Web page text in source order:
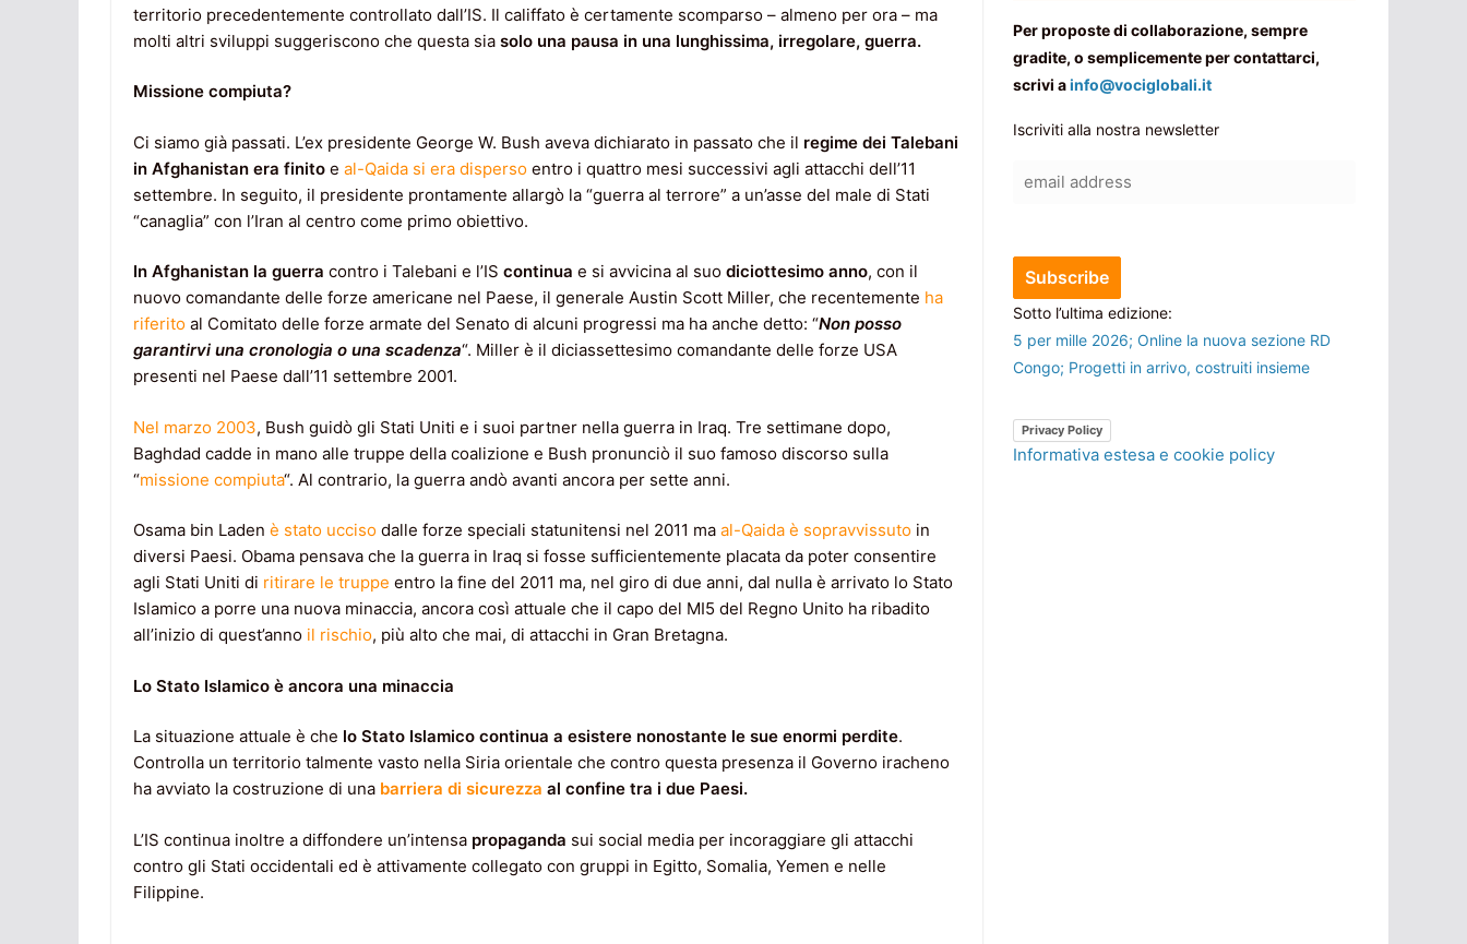
territorio precedentemente controllato dall’IS. Il califfato è certamente scomparso – almeno per ora – ma
molti altri sviluppi suggeriscono che questa sia solo una pausa in una lunghissima, irregolare, guerra.
Missione compiuta?
Ci siamo già passati. L’ex presidente George W. Bush aveva dichiarato in passato che il regime dei Talebani
in Afghanistan era finito e al-Qaida si era disperso entro i quattro mesi successivi agli attacchi dell’11
settembre. In seguito, il presidente prontamente allargò la “guerra al terrore” a un’asse del male di Stati
“canaglia” con l’Iran al centro come primo obiettivo.
In Afghanistan la guerra contro i Talebani e l’IS continua e si avvicina al suo diciottesimo anno, con il
nuovo comandante delle forze americane nel Paese, il generale Austin Scott Miller, che recentemente ha
riferito al Comitato delle forze armate del Senato di alcuni progressi ma ha anche detto: “Non posso
garantirvi una cronologia o una scadenza“. Miller è il diciassettesimo comandante delle forze USA
presenti nel Paese dall’11 settembre 2001.
Nel marzo 2003, Bush guidò gli Stati Uniti e i suoi partner nella guerra in Iraq. Tre settimane dopo,
Baghdad cadde in mano alle truppe della coalizione e Bush pronunciò il suo famoso discorso sulla
“missione compiuta“. Al contrario, la guerra andò avanti ancora per sette anni.
Osama bin Laden è stato ucciso dalle forze speciali statunitensi nel 2011 ma al-Qaida è sopravvissuto in
diversi Paesi. Obama pensava che la guerra in Iraq si fosse sufficientemente placata da poter consentire
agli Stati Uniti di ritirare le truppe entro la fine del 2011 ma, nel giro di due anni, dal nulla è arrivato lo Stato
Islamico a porre una nuova minaccia, ancora così attuale che il capo del MI5 del Regno Unito ha ribadito
all’inizio di quest’anno il rischio, più alto che mai, di attacchi in Gran Bretagna.
Lo Stato Islamico è ancora una minaccia
La situazione attuale è che lo Stato Islamico continua a esistere nonostante le sue enormi perdite.
Controlla un territorio talmente vasto nella Siria orientale che contro questa presenza il Governo iracheno
ha avviato la costruzione di una barriera di sicurezza al confine tra i due Paesi.
L’IS continua inoltre a diffondere un’intensa propaganda sui social media per incoraggiare gli attacchi
contro gli Stati occidentali ed è attivamente collegato con gruppi in Egitto, Somalia, Yemen e nelle
Filippine.
Per proposte di collaborazione, sempre
gradite, o semplicemente per contattarci,
scrivi ainfo@vociglobali.it
Iscriviti alla nostra newsletter
Sotto l’ultima edizione:
5 per mille 2026; Online la nuova sezione RD
Congo; Progetti in arrivo, costruiti insieme
Privacy Policy
Informativa estesa e cookie policy